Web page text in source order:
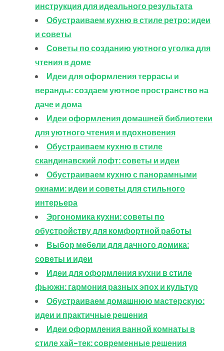
инструкция для идеального результата
Обустраиваем кухню в стиле ретро: идеи
и советы
Советы по созданию уютного уголка для
чтения в доме
Идеи для оформления террасы и
веранды: создаем уютное пространство на
даче и дома
Идеи оформления домашней библиотеки
для уютного чтения и вдохновения
Обустраиваем кухню в стиле
скандинавский лофт: советы и идеи
Обустраиваем кухню с панорамными
окнами: идеи и советы для стильного
интерьера
Эргономика кухни: советы по
обустройству для комфортной работы
Выбор мебели для дачного домика:
советы и идеи
Идеи для оформления кухни в стиле
фьюжн: гармония разных эпох и культур
Обустраиваем домашнюю мастерскую:
идеи и практичные решения
Идеи оформления ванной комнаты в
стиле хай-тек: современные решения